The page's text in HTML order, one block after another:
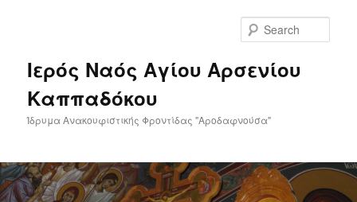
Ιερός Ναός Αγίου Αρσενίου
Καππαδόκου
Ίδρυμα Ανακουφιστικής Φροντίδας "Αροδαφνούσα"